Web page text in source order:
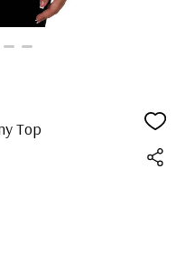
Top